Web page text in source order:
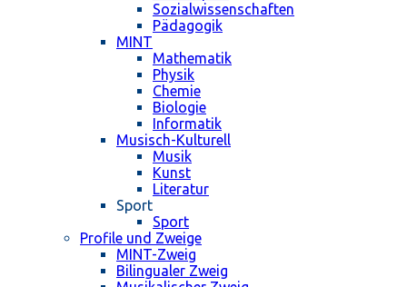
Sozialwissenschaften
Pädagogik
MINT
Mathematik
Physik
Chemie
Biologie
Informatik
Musisch-Kulturell
Musik
Kunst
Literatur
Sport
Sport
Profile und Zweige
MINT-Zweig
Bilingualer Zweig